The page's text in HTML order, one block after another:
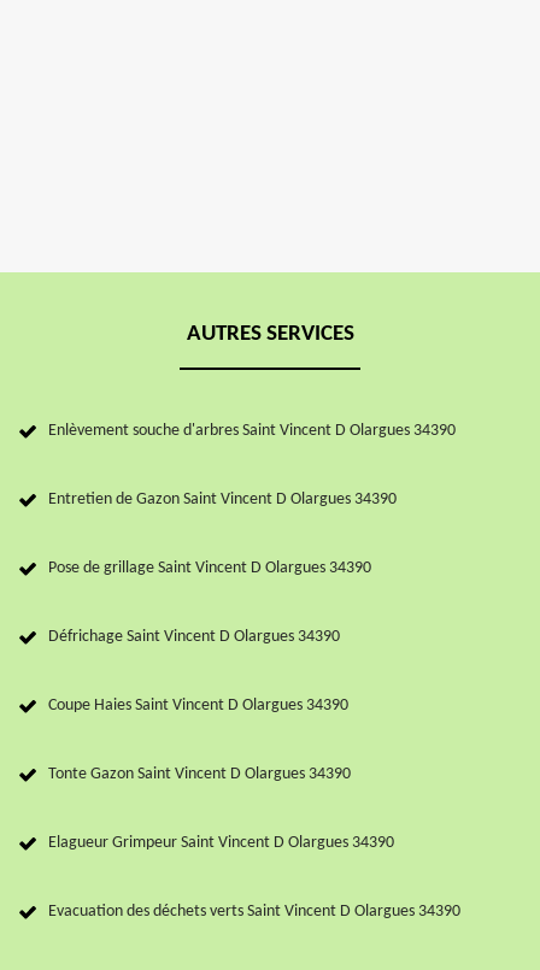
AUTRES SERVICES
Enlèvement souche d'arbres Saint Vincent D Olargues 34390
Entretien de Gazon Saint Vincent D Olargues 34390
Pose de grillage Saint Vincent D Olargues 34390
Défrichage Saint Vincent D Olargues 34390
Coupe Haies Saint Vincent D Olargues 34390
Tonte Gazon Saint Vincent D Olargues 34390
Elagueur Grimpeur Saint Vincent D Olargues 34390
Evacuation des déchets verts Saint Vincent D Olargues 34390